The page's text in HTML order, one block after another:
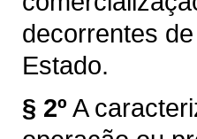
decorrentes
Estado.
§ 2º A